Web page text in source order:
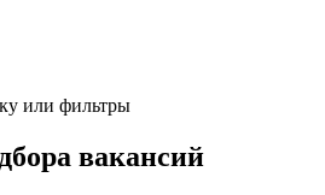
или фильтры
вакансий